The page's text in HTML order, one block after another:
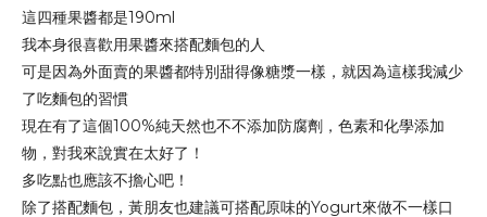
這四種果醬都是190ml
我本身很喜歡用果醬來搭配麵包的人
可是因為外面賣的果醬都特別甜得像糖漿一樣，就因為這樣我減少
了吃麵包的習慣
現在有了這個100%純天然也不不添加防腐劑，色素和化學添加
物，對我來說實在太好了！
多吃點也應該不擔心吧！
除了搭配麵包，黃朋友也建議可搭配原味的Yogurt來做不一樣口